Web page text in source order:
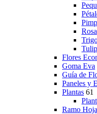
Rosa
Flores
Goma Eva
Guía de
Paneles y
Plantas 61
Ramo